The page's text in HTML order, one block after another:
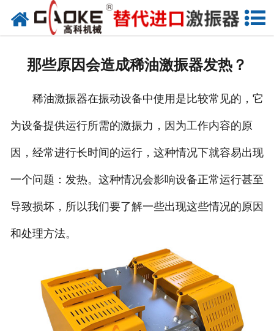
首页
联系高科
那些原因会造成稀油激振器发热？
稀油激振器在振动设备中使用是比较常见的，它
为设备提供运行所需的激振力，因为工作内容的原
因，经常进行长时间的运行，这种情况下就容易出现
一个问题：发热。这种情况会影响设备正常运行甚至
导致损坏，所以我们要了解一些出现这些情况的原因
和处理方法。